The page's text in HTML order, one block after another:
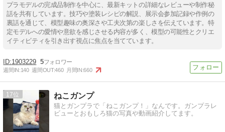
プラモデルの完成品制作を中心に、最新キットの詳細なレビューや制作秘
話を共有しています。技巧や塗装レシピの解説、展示会参加記録や作例の
裏話を通じて、模型趣味の奥深さや工夫次第の楽しさを伝えています。特
定モデルへの愛情や意欲を感じさせる内容が多く、模型の可能性とクリエ
イティビティを引き出す視点に焦点を当てています。
1903229 5
週間IN:140 週間OUT:460 月間IN:660
17 ねこガンプ
猫とガンプラで「ねこガンプ！」なんです。ガンプラレ
ビューとおもしろ猫の写真や動画紹介してます。